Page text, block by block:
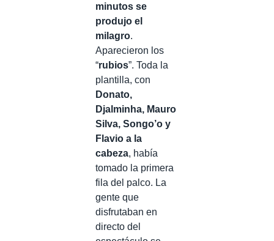
minutos se
produjo el
milagro.
Aparecieron los
“rubios”. Toda la
plantilla, con
Donato,
Djalminha, Mauro
Silva, Songo’o y
Flavio a la
cabeza, había
tomado la primera
fila del palco. La
gente que
disfrutaban en
directo del